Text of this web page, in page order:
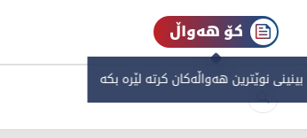
کۆ هەواڵ
نوێترین هەواڵەکان کرتە لێرە بکە